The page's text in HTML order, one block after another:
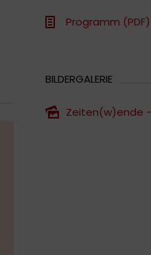
Programm (PDF)
BILDERGALERIE
Zeiten(w)ende